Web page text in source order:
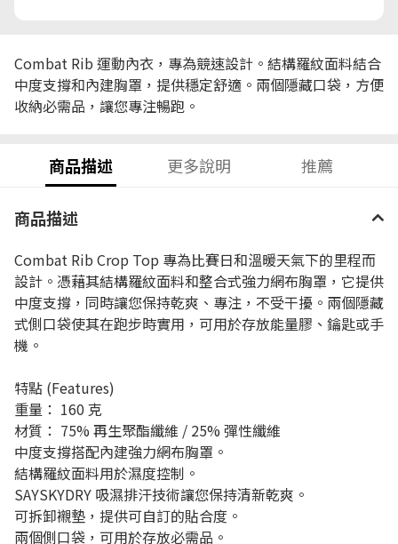
Combat Rib 運動內衣，專為競速設計。結構羅紋面料結合
中度支撐和內建胸罩，提供穩定舒適。兩個隱藏口袋，方便
收納必需品，讓您專注暢跑。
商品描述 更多說明 推薦
商品描述
Combat Rib Crop Top 專為比賽日和溫暖天氣下的里程而
設計。憑藉其結構羅紋面料和整合式強力網布胸罩，它提供
中度支撐，同時讓您保持乾爽、專注，不受干擾。兩個隱藏
式側口袋使其在跑步時實用，可用於存放能量膠、鑰匙或手
機。
特點 (Features)
重量： 160 克
材質： 75% 再生聚酯纖維 / 25% 彈性纖維
中度支撐搭配內建強力網布胸罩。
結構羅紋面料用於濕度控制。
SAYSKYDRY 吸濕排汗技術讓您保持清新乾爽。
可拆卸襯墊，提供可自訂的貼合度。
兩個側口袋，可用於存放必需品。